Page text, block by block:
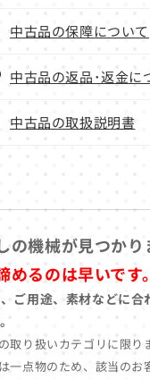
中古品の保障について
中古品の返品･返金に
中古品の取扱説明書
の機械が見つかり
めるのは早いです。
ご用途、素材などに
取り扱いカテゴリに限り
一点物のため、該当のお